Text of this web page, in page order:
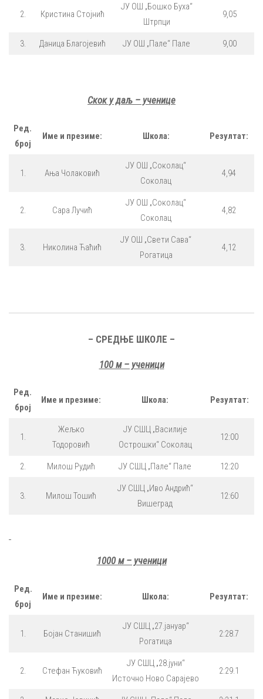
2. Кристина Стојнић
ЈУ ОШ „Бошко Буха“
Штрпци
9,05
3. Даница Благојевић ЈУ ОШ „Пале“ Пале 9,00
Скок у даљ – ученице
Ред.
број
Име и презиме: Школа: Резултат:
1. Ања Чолаковић
ЈУ ОШ „Соколац“
Соколац
4,94
2. Сара Лучић
ЈУ ОШ „Соколац“
Соколац
4,82
3. Николина Ћаћић
ЈУ ОШ „Свети Сава“
Рогатица
4,12
– СРЕДЊЕ ШКОЛЕ –
100 м – ученици
Ред.
број
Име и презиме: Школа: Резултат:
1.
Жељко
Тодоровић
ЈУ СШЦ „Василије
Острошки“ Соколац
12:00
2. Милош Рудић ЈУ СШЦ „Пале“ Пале 12:20
3. Милош Тошић
ЈУ СШЦ „Иво Андрић“
Вишеград
12:60
1000 м – ученици
Ред.
број
Име и презиме: Школа: Резултат:
1. Бојан Станишић
ЈУ СШЦ „27.јануар“
Рогатица
2:28.7
2. Стефан Ћуковић
ЈУ СШЦ „28.јуни“
Источно Ново Сарајево
2:29.1